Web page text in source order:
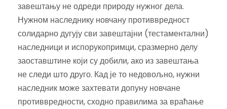
завештању не одреди природу нужног дела.
Нужном наследнику новчану противвредност
солидарно дугују сви завештајни (тестаментални)
наследници и испорукопримци, сразмерно делу
заоставштине који су добили, ако из завештања
не следи што друго. Кад је то недовољно, нужни
наследник може захтевати допуну новчане
противвредности, сходно правилима за враћање